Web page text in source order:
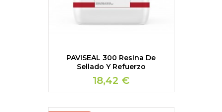
PAVISEAL 300 Resina De
Sellado Y Refuerzo
18,42 €